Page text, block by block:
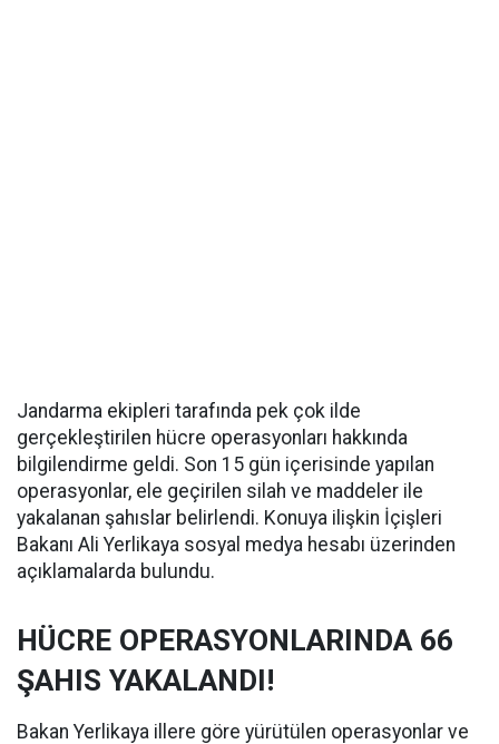
Jandarma ekipleri tarafında pek çok ilde
gerçekleştirilen hücre operasyonları hakkında
bilgilendirme geldi. Son 15 gün içerisinde yapılan
operasyonlar, ele geçirilen silah ve maddeler ile
yakalanan şahıslar belirlendi. Konuya ilişkin İçişleri
Bakanı Ali Yerlikaya sosyal medya hesabı üzerinden
açıklamalarda bulundu.
HÜCRE OPERASYONLARINDA 66
ŞAHIS YAKALANDI!
Bakan Yerlikaya illere göre yürütülen operasyonlar ve